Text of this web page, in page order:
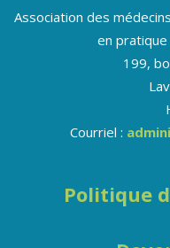
Association des
en
199,
Courriel :
Politique